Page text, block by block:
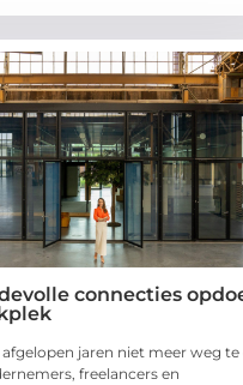
connecties
afgelopen jaren niet meer weg te
freelancers en